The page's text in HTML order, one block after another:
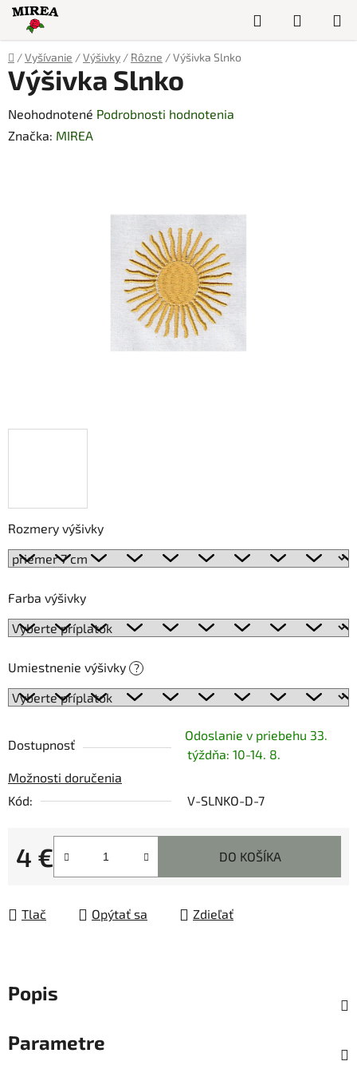
Prejsť
obsah
Hľadať
KOŠÍK
Domov
/Vyšívanie /Výšivky / Rôzne /Výšivka Slnko
Rozmery výšivky
Farba výšivky
Umiestnenie výšivky ?
Dostupnosť
Odoslanie v priebehu 33.
týždňa: 10-14. 8.
Možnosti doručenia
Kód:
V-SLNKO-D-7
4 €
Jednotková cena:
DO KOŠÍKA
Tlač Opýtať sa Zdieľať
Výšivka Slnko
Priemerné
hodnotenie
Neohodnotené Podrobnosti hodnotenia
Značka: MIREA
Popis
Parametre